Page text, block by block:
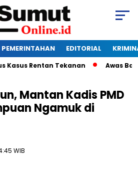
PEMERINTAHAN EDITORIAL
Rentan Tekanan Awas
Mantan Kadis PMD
Ngamuk di
WIB